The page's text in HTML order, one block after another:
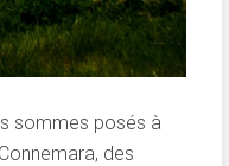
sommes posés à
des